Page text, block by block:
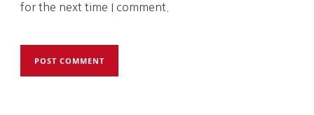
for the next time I comment.